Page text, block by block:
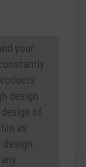
your
design
of
as